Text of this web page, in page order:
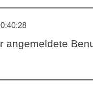
angemeldete